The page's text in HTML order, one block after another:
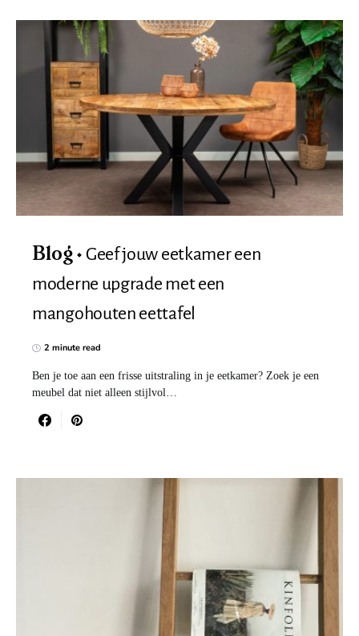
Blog
Geef jouw eetkamer een
moderne upgrade met een
mangohouten eettafel
2 minute read
Ben je toe aan een frisse uitstraling in je eetkamer? Zoek je een
meubel dat niet alleen stijlvol…